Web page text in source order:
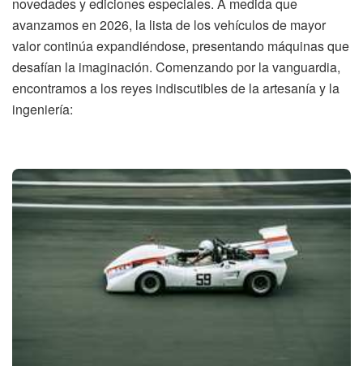
avanzamos en 2026, la lista de los vehículos de mayor
valor continúa expandiéndose, presentando máquinas que
desafían la imaginación. Comenzando por la vanguardia,
encontramos a los reyes indiscutibles de la artesanía y la
ingeniería: